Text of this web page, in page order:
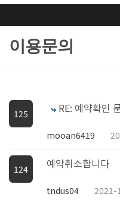
이용문의
125 RE: 예약확인
mooan6419
124 예약취소합니다
tndus04 2021-